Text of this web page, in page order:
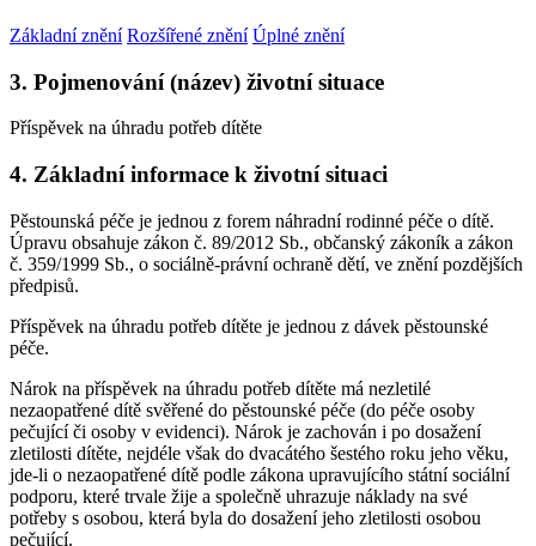
Základní znění Rozšířené znění Úplné znění
3. Pojmenování (název) životní situace
Příspěvek na úhradu potřeb dítěte
4. Základní informace k životní situaci
Pěstounská péče je jednou z forem náhradní rodinné péče o dítě.
Úpravu obsahuje zákon č. 89/2012 Sb., občanský zákoník a zákon
č. 359/1999 Sb., o sociálně-právní ochraně dětí, ve znění pozdějších
předpisů.
Příspěvek na úhradu potřeb dítěte je jednou z dávek pěstounské
péče.
Nárok na příspěvek na úhradu potřeb dítěte má nezletilé
nezaopatřené dítě svěřené do pěstounské péče (do péče osoby
pečující či osoby v evidenci). Nárok je zachován i po dosažení
zletilosti dítěte, nejdéle však do dvacátého šestého roku jeho věku,
jde-li o nezaopatřené dítě podle zákona upravujícího státní sociální
podporu, které trvale žije a společně uhrazuje náklady na své
potřeby s osobou, která byla do dosažení jeho zletilosti osobou
pečující.